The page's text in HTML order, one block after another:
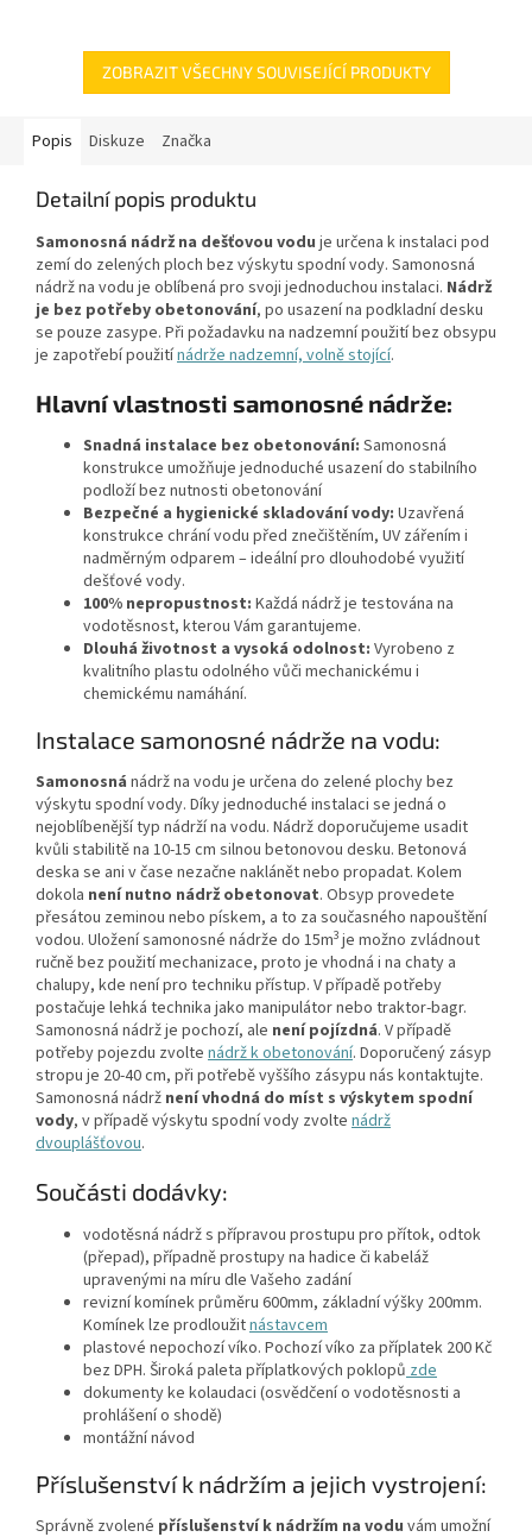
vybaven 2 šrouby pro...
ZOBRAZIT VŠECHNY SOUVISEJÍCÍ PRODUKTY
Popis Diskuze Značka
Detailní popis produktu
Samonosná nádrž na dešťovou vodu je určena k instalaci pod
zemí do zelených ploch bez výskytu spodní vody. Samonosná
nádrž na vodu je oblíbená pro svoji jednoduchou instalaci. Nádrž
je bez potřeby obetonování, po usazení na podkladní desku
se pouze zasype. Při požadavku na nadzemní použití bez obsypu
je zapotřebí použitínádrže nadzemní, volně stojící.
Hlavní vlastnosti samonosné nádrže:
Snadná instalace bez obetonování: Samonosná
konstrukce umožňuje jednoduché usazení do stabilního
podloží bez nutnosti obetonování
Bezpečné a hygienické skladování vody: Uzavřená
konstrukce chrání vodu před znečištěním, UV zářením i
nadměrným odparem – ideální pro dlouhodobé využití
dešťové vody.
100% nepropustnost: Každá nádrž je testována na
vodotěsnost, kterou Vám garantujeme.
Dlouhá životnost a vysoká odolnost: Vyrobeno z
kvalitního plastu odolného vůči mechanickému i
chemickému namáhání.
Instalace samonosné nádrže na vodu:
Samonosná nádrž na vodu je určena do zelené plochy bez
výskytu spodní vody. Díky jednoduché instalaci se jedná o
nejoblíbenější typ nádrží na vodu. Nádrž doporučujeme usadit
kvůli stabilitě na 10-15 cm silnou betonovou desku. Betonová
deska se ani v čase nezačne naklánět nebo propadat. Kolem
dokola není nutno nádrž obetonovat. Obsyp provedete
přesátou zeminou nebo pískem, a to za současného napouštění
vodou. Uložení samonosné nádrže do 15m3 je možno zvládnout
ručně bez použití mechanizace, proto je vhodná i na chaty a
chalupy, kde není pro techniku přístup. V případě potřeby
postačuje lehká technika jako manipulátor nebo traktor-bagr.
Samonosná nádrž je pochozí, ale není pojízdná. V případě
potřeby pojezdu zvolte nádrž k obetonování. Doporučený zásyp
stropu je 20-40 cm, při potřebě vyššího zásypu nás kontaktujte.
Samonosná nádrž není vhodná do míst s výskytem spodní
vody, v případě výskytu spodní vody zvolte nádrž
dvouplášťovou.
Součásti dodávky:
vodotěsná nádrž s přípravou prostupu pro přítok, odtok
(přepad), případně prostupy na hadice či kabeláž
upravenými na míru dle Vašeho zadání
revizní komínek průměru 600mm, základní výšky 200mm.
Komínek lze prodloužitnástavcem
plastové nepochozí víko. Pochozí víko za příplatek 200 Kč
bez DPH. Široká paleta příplatkových poklopů zde
dokumenty ke kolaudaci (osvědčení o vodotěsnosti a
prohlášení o shodě)
montážní návod
Příslušenství k nádržím a jejich vystrojení:
Správně zvolené příslušenství k nádržím na vodu vám umožní